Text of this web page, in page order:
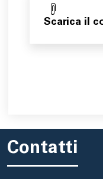
Scarica il
Contatti